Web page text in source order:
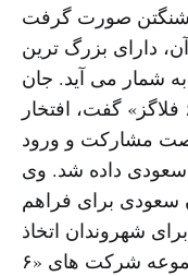
در واشنگتن صورت گرفت
دارای بزرگ ترین
شمار می آید. جان
دافی رئیس اجرایی مجموعه «۶ فلاگز» گفت، افتخار
مشارکت و ورود
سعودی داده شد. وی
سعودی برای فراهم
شهروندان اتخاذ
می کند متناسب با امکانات مجموعه شرکت های «۶